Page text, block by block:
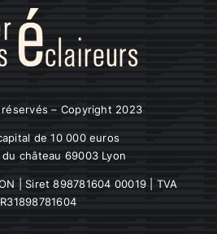
– Copyright 2023
de 10 000 euros
château 69003 Lyon
| Siret 898781604 00019 | TVA